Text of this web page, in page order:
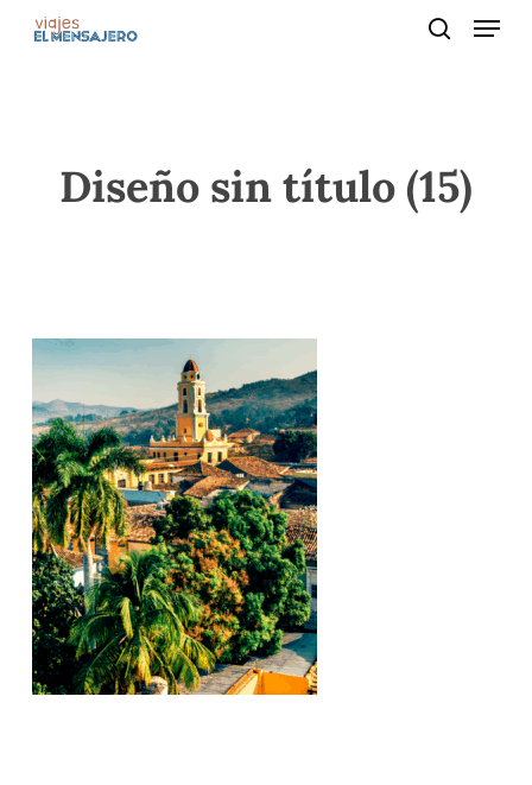
Menu
Diseño sin título (15)